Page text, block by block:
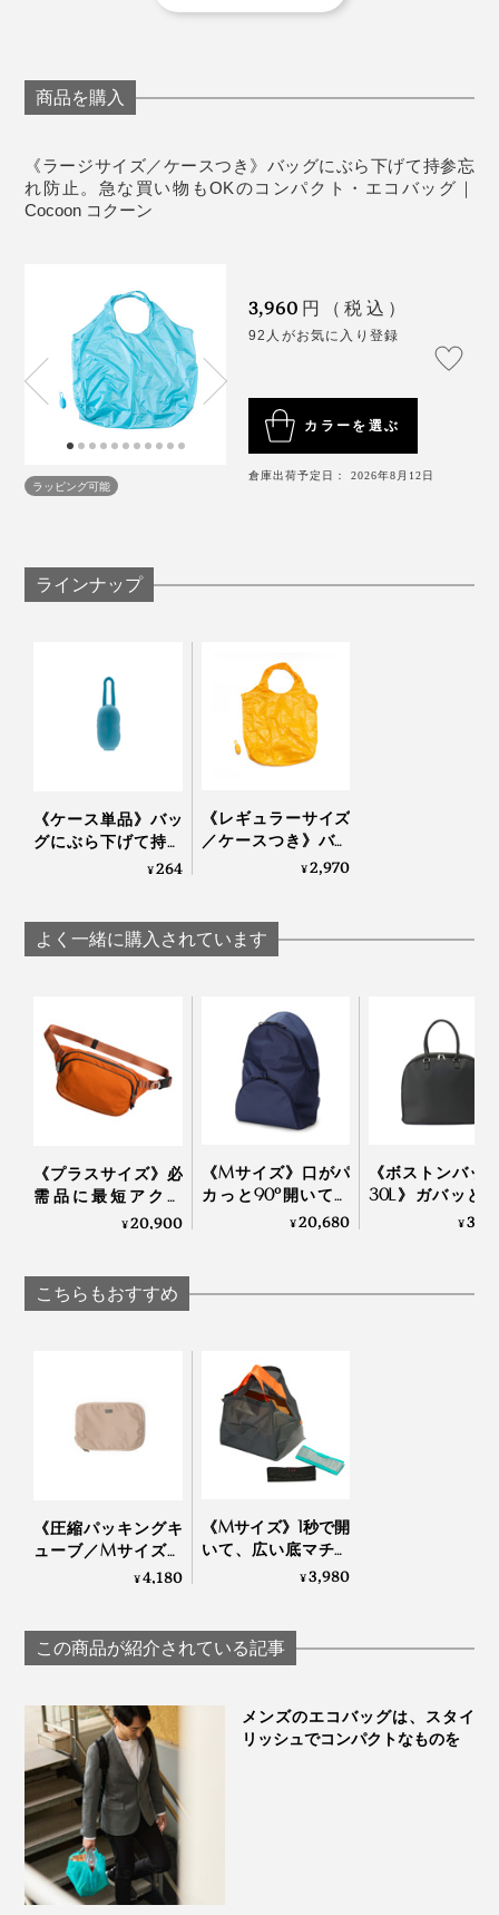
バッグの素材は「リップストップナイロン」。
構造で、格子状の織り模様が特徴。
もともとは軍服やパラシュート用に開発され、軽くて丈
夫なことで知られる生地。今では登山やスポーツ用品な
ど、耐久性が求められる用途で使われています。
本品は、透けるほど薄い「リップストップナイロン」を
採用。１枚生地を国内で縫製しています。
化が始まるものですが、本品は一番力がかかる部分に縫
い目がないので、とっても丈夫。
汚れても洗濯機で洗えて、あっという間に乾くので、気
使い終えたら、小さくまるめてケースに収納。ケースの
口を両手で伸ばし、エコバッグを指で押し込むだけで
は不安になりますが、グイグイ入れていくとちょうど蚕
の繭くらいのサイズに。驚くほどのコンパクトさ！
ほど小さくなるので、入れっぱなしにしてもまったく気
になりません。
サイズは「レギュラー」と「ラージ」の2種類あって、
帰りがけの買い物程度なら「レギュラー」で十分な大き
「ラージ」はスーパーの買い物かごくらいの大きさです
が、重いものを入れすぎると肩がキツイかも。衣類やタ
オルなどかさばるものを入れるのに便利だと思います。
旅行中、荷物が増えてしまった時にも良さそう。
写真はラージサイズ
“１バッグに１Cocoon”で、今度こそうっかりさん卒業し
※ケースにバッグを出し入れする際は、爪を立てないように気をつけてくだ
商品を購入
《ラージサイズ／ケースつき》バッグにぶら下げて持参忘
れ防止。急な買い物もOKのコンパクト・エコバッグ｜
Cocoon コクーン
ラッピング可能
3,960 円（税込）
92人がお気に入り登録
カラーを選ぶ
倉庫出荷予定日： 2026年8月12日
ラインナップ
《ケース単品》バッ
グにぶら下げて持参
忘れ防止。急な買い
Cocoon コクーン
¥264
《レギュラーサイズ
／ケースつき》バッ
グにぶら下げて持参
ト・エコバッグ｜
Cocoon コクーン
¥2,970
よく一緒に購入されています
《プラスサイズ》必
需品に最短アクセ
ス、誰でも整理上手
¥20,900
《Mサイズ》口がパ
カっと90°開いて、
荷物が見える、出し
¥20,680
《ボストンバッ
30L》ガバッと
て、小旅行や出
¥
こちらもおすすめ
《圧縮パッキングキ
ューブ／Mサイズ》
『Aww』のスーツケ
類をさらにギュッと
圧縮できる「トラベ
¥4,180
《Mサイズ》1秒で開
いて、広い底マチが
出現！自立するか
グ」｜ORIBA
¥3,980
この商品が紹介されている記事
メンズのエコバッグは、スタイ
リッシュでコンパクトなものを